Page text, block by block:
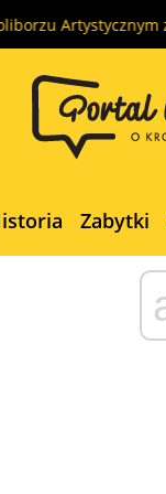
zwycięstwo
Zabytki